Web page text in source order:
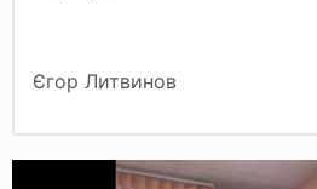
Єгор Литвинов